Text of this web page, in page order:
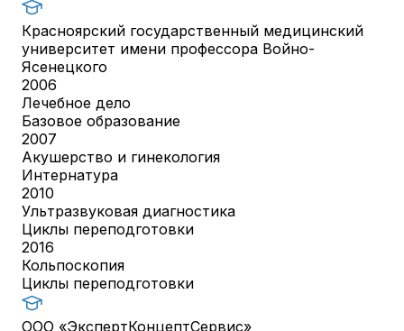
Красноярский государственный медицинский
университет имени профессора Войно-
Ясенецкого
2006
Лечебное дело
Базовое образование
2007
Акушерство и гинекология
Интернатура
2010
Ультразвуковая диагностика
Циклы переподготовки
2016
Кольпоскопия
Циклы переподготовки
ООО «ЭкспертКонцептСервис»